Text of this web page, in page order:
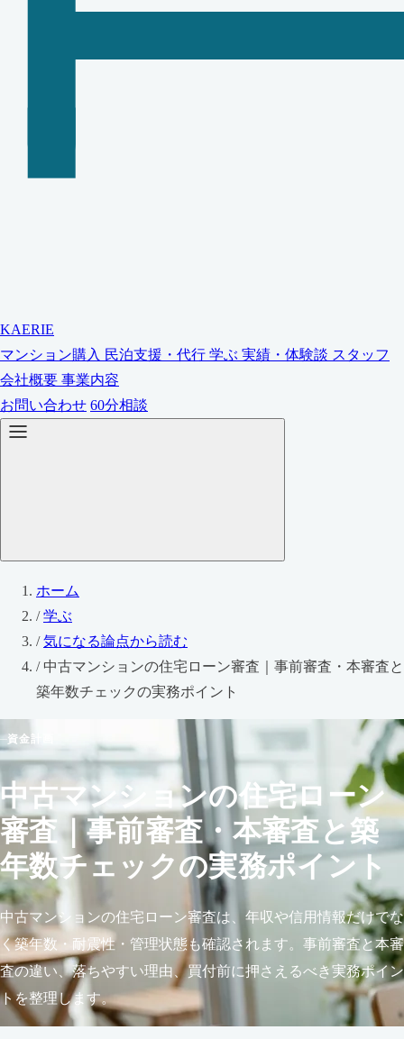
KAERIE
マンション購入 民泊支援・代行 学ぶ 実績・体験談 スタッフ
会社概要 事業内容
お問い合わせ 60分相談
ホーム
/ 学ぶ
/ 気になる論点から読む
/ 中古マンションの住宅ローン審査｜事前審査・本審査と
築年数チェックの実務ポイント
資金計画
中古マンションの住宅ローン
審査｜事前審査・本審査と築
年数チェックの実務ポイント
中古マンションの住宅ローン審査は、年収や信用情報だけでな
く築年数・耐震性・管理状態も確認されます。事前審査と本審
査の違い、落ちやすい理由、買付前に押さえるべき実務ポイン
トを整理します。